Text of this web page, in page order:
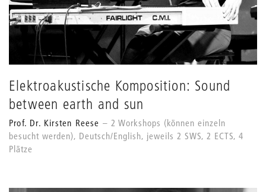
Elektroakustische Komposition: Sound
between earth and sun
Prof. Dr. Kirsten Reese
2 Workshops (können einzeln
besucht werden), Deutsch/English, jeweils 2 SWS, 2 ECTS, 4
Plätze